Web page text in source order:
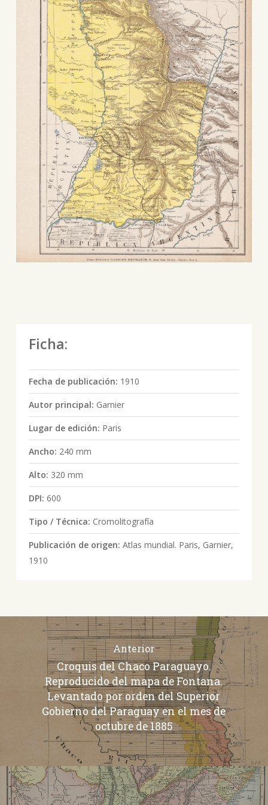
Ficha:
Fecha de publicación: 1910
Autor principal: Garnier
Lugar de edición: Paris
Ancho: 240 mm
Alto: 320 mm
DPI: 600
Tipo / Técnica: Cromolitografía
Publicación de origen: Atlas mundial. Paris, Garnier,
1910
Anterior
Croquis del Chaco Paraguayo.
Reproducido del mapa de Fontana.
Levantado por orden del Superior
Gobierno del Paraguay en el mes de
octubre de 1885